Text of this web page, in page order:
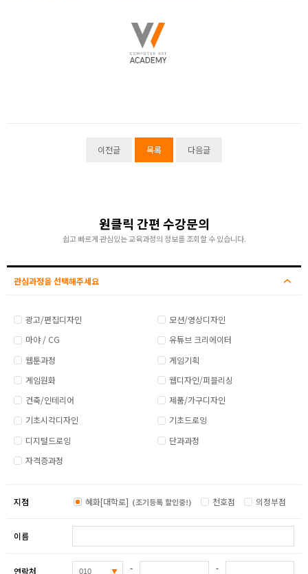
이전글 목록 다음글
원클릭 간편 수강문의
쉽고 빠르게 관심있는 교육과정의 정보를 조회할 수 있습니다.
관심과정을 선택해주세요
광고/편집디자인
모션/영상디자인
마야 / CG
유튜브 크리에이터
웹툰과정
게임기획
게임원화
웹디자인/퍼블리싱
건축/인테리어
제품/가구디자인
기초시각디자인
기초드로잉
디지털드로잉
단과과정
자격증과정
지점 혜화[대학로] (조기등록 할인중!) 천호점 의정부점
이름
연락처 - -